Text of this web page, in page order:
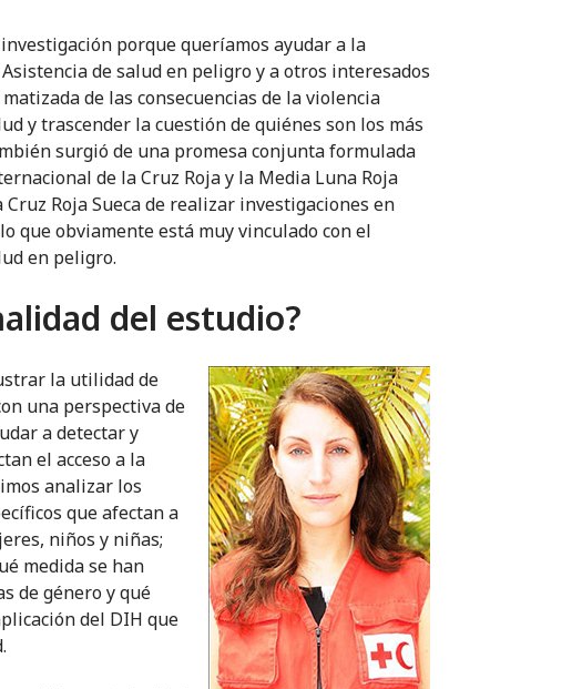
porque queríamos ayudar a la
de salud en peligro y a otros interesados
de las consecuencias de la violencia
y trascender la cuestión de quiénes son los más
surgió de una promesa conjunta formulada
de la Cruz Roja y la Media Luna Roja
Roja Sueca de realizar investigaciones en
que obviamente está muy vinculado con el
en peligro.
del estudio?
la utilidad de
una perspectiva de
a detectar y
el acceso a la
analizar los
que afectan a
niños y niñas;
medida se han
de género y qué
del DIH que